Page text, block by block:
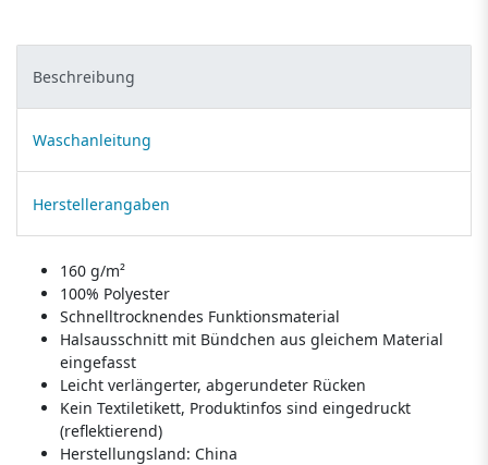
Beschreibung
Waschanleitung
Herstellerangaben
160 g/m²
100% Polyester
Schnelltrocknendes Funktionsmaterial
Halsausschnitt mit Bündchen aus gleichem Material
eingefasst
Leicht verlängerter, abgerundeter Rücken
Kein Textiletikett, Produktinfos sind eingedruckt
(reflektierend)
Herstellungsland: China